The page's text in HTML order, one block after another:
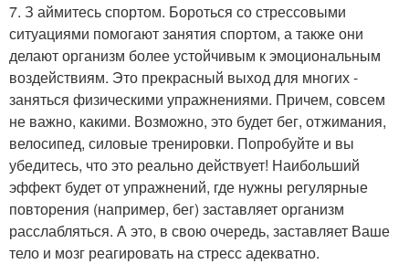
7. З аймитесь спортом. Бороться со стрессовыми
ситуациями помогают занятия спортом, а также они
делают организм более устойчивым к эмоциональным
воздействиям. Это прекрасный выход для многих -
заняться физическими упражнениями. Причем, совсем
не важно, какими. Возможно, это будет бег, отжимания,
велосипед, силовые тренировки. Попробуйте и вы
убедитесь, что это реально действует! Наибольший
эффект будет от упражнений, где нужны регулярные
повторения (например, бег) заставляет организм
расслабляться. А это, в свою очередь, заставляет Ваше
тело и мозг реагировать на стресс адекватно.